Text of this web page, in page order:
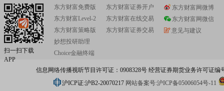
2026-06-16
2026-06-12
扫一扫下载
APP
东方财富免费版
东方财富Level-2
东方财富策略版
妙想投研助理
Choice金融终端
东方财富证券开户
东方财富在线交易
东方财富证券交易
东方财富网微博
东方财富网微信
意见与建议
信息网络传播视听节目许可证：0908328号 经营证券期货业务许可证编
沪ICP证:沪B2-20070217 网站备案号:沪ICP备05006054号-11